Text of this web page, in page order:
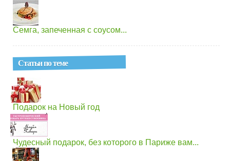
Семга, запеченная с соусом...
Статьи по теме
Подарок на Новый год
Чудесный подарок, без которого в Париже вам...